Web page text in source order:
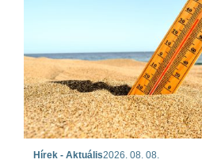
Hírek - Aktuális2026. 08. 08.